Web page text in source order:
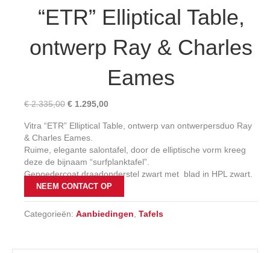
“ETR” Elliptical Table,
ontwerp Ray & Charles
Eames
€2.335,00 Oorspronkelijke
was:
€ 2.335,00.
€ 1.295,00Huidige
is:
Vitra “ETR” Elliptical Table, ontwerp van ontwerpersduo Ray
& Charles Eames.
Ruime, elegante salontafel, door de elliptische vorm kreeg
deze de bijnaam “surfplanktafel”.
Gepoedercoat draadonderstel zwart met blad in HPL zwart.
NEEM CONTACT OP
Categorieën:Aanbiedingen ,Tafels